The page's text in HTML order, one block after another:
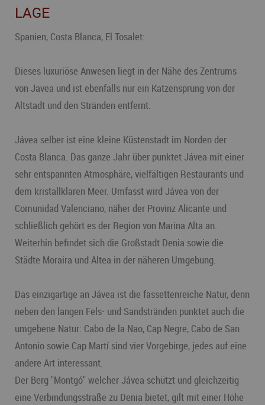
LAGE
Spanien, Costa Blanca, El Tosalet:
Dieses luxuriöse Anwesen liegt in der Nähe des Zentrums
von Javea und ist ebenfalls nur ein Katzensprung von der
Altstadt und den Stränden entfernt.
Jávea selber ist eine kleine Küstenstadt im Norden der
Costa Blanca. Das ganze Jahr über punktet Jávea mit einer
sehr entspannten Atmosphäre, vielfältigen Restaurants und
dem kristallklaren Meer. Umfasst wird Jávea von der
Comunidad Valenciano, näher der Provinz Alicante und
schließlich gehört es der Region von Marina Alta an.
Weiterhin befindet sich die Großstadt Denia sowie die
Städte Moraira und Altea in der näheren Umgebung.
Das einzigartige an Jávea ist die fassettenreiche Natur, denn
neben den langen Fels- und Sandstränden punktet auch die
umgebene Natur: Cabo de la Nao, Cap Negre, Cabo de San
Antonio sowie Cap Martí sind vier Vorgebirge, jedes auf eine
andere Art interessant.
Der Berg "Montgó" welcher Jávea schützt und gleichzeitig
eine Verbindungsstraße zu Denia bietet, gilt mit einer Höhe